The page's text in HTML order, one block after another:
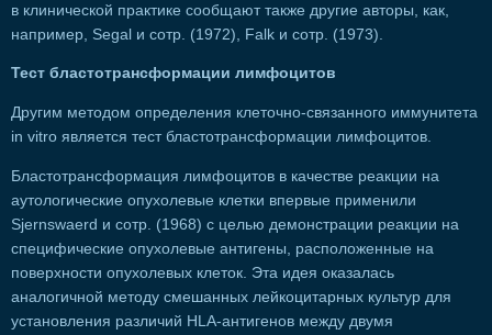
в клинической практике сообщают также другие авторы, как,
например, Segal и сотр. (1972), Falk и сотр. (1973).
Тест бластотрансформации лимфоцитов
Другим методом определения клеточно-связанного иммунитета
in vitro является тест бластотрансформации лимфоцитов.
Бластотрансформация лимфоцитов в качестве реакции на
аутологические опухолевые клетки впервые применили
Sjernswaerd и сотр. (1968) с целью демонстрации реакции на
специфические опухолевые антигены, расположенные на
поверхности опухолевых клеток. Эта идея оказалась
аналогичной методу смешанных лейкоцитарных культур для
установления различий HLA-антигенов между двумя